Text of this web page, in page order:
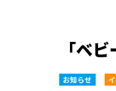
「ベ
お知らせ